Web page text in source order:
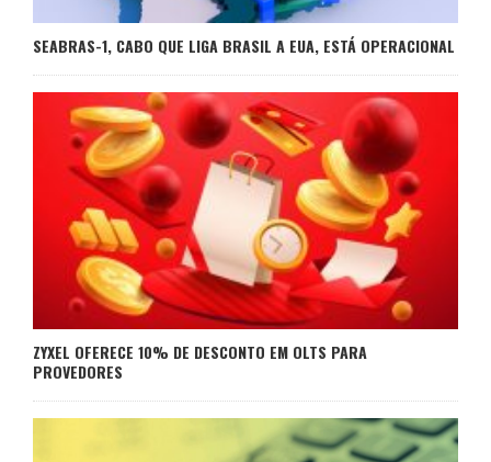
SEABRAS-1, CABO QUE LIGA BRASIL A EUA, ESTÁ OPERACIONAL
ZYXEL OFERECE 10% DE DESCONTO EM OLTS PARA
PROVEDORES